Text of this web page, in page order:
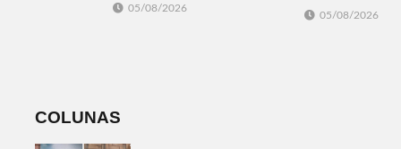
05/08/2026
sobre problemas
05/08/2026
COLUNAS